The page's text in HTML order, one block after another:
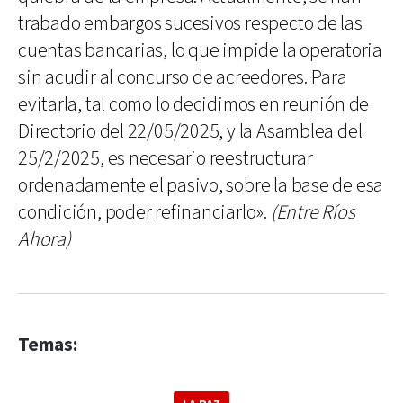
trabado embargos sucesivos respecto de las
cuentas bancarias, lo que impide la operatoria
sin acudir al concurso de acreedores. Para
evitarla, tal como lo decidimos en reunión de
Directorio del 22/05/2025, y la Asamblea del
25/2/2025, es necesario reestructurar
ordenadamente el pasivo, sobre la base de esa
condición, poder refinanciarlo». (Entre Ríos
Ahora)
Temas: